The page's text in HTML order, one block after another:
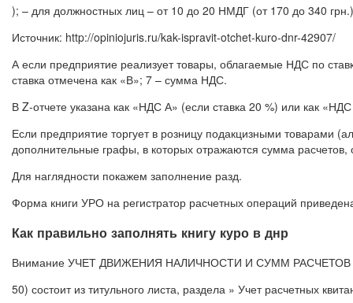
); – для должностных лиц – от 10 до 20 НМДГ (от 170 до 340
Источник: http://opiniojuris.ru/kak-ispravit-otchet-kuro-dnr-42907/
А если предприятие реализует товары, облагаемые НДС по
ставка отмечена как «В»; 7 – сумма НДС.
В Z-отчете указана как «НДС А» (если ставка 20 %) или как
Если предприятие торгует в розницу подакцизными товарами
дополнительные графы, в которых отражаются сумма
Для наглядности покажем заполнение разд.
Форма книги УРО на регистратор расчетных операций
Как правильно заполнять книгу куро в днр
Внимание УЧЕТ ДВИЖЕНИЯ НАЛИЧНОСТИ И СУММ РАСЧЕТОВ
50) состоит из титульного листа, раздела » Учет расчетных